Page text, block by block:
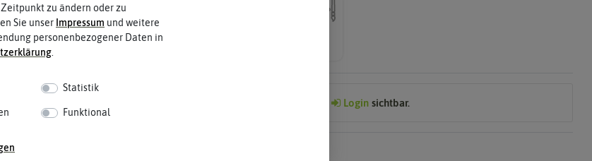
bunt
Wie ist die Blüte eingefärbt? Kann auch mehrfarbig
sein.
Loginsichtbar.
zu ändern oder zu
Sie unser Impressum und weitere
personenbezogener Daten in
.
Statistik
Funktional